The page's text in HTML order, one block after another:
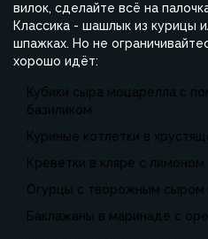
вилок, сделайте всё на
Классика - шашлык из курицы
шпажках. Но не
хорошо идёт:
Кубики сыра моцарелла с
базиликом
Куриные котлетки в
Креветки в кляре с лимоном
Огурцы с творожным сыром
Баклажаны в маринаде с